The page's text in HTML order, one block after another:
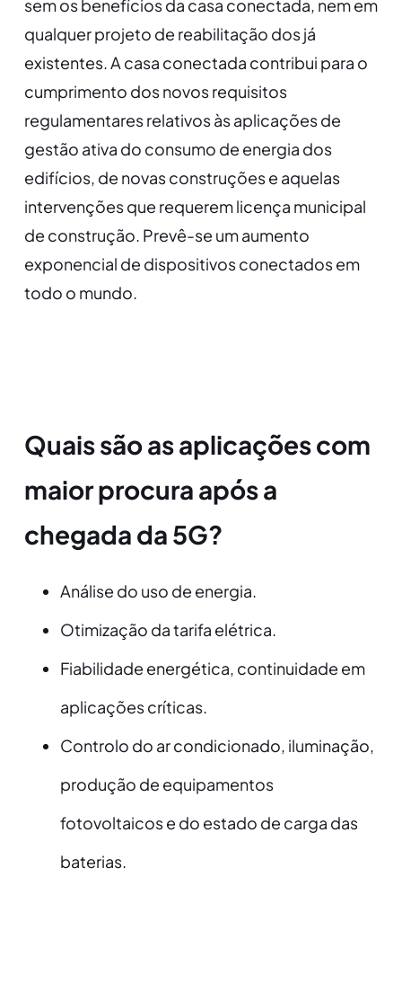
sem os benefícios da casa conectada, nem em
qualquer projeto de reabilitação dos já
existentes. A casa conectada contribui para o
cumprimento dos novos requisitos
regulamentares relativos às aplicações de
gestão ativa do consumo de energia dos
edifícios, de novas construções e aquelas
intervenções que requerem licença municipal
de construção. Prevê-se um aumento
exponencial de dispositivos conectados em
todo o mundo.
Quais são as aplicações com
maior procura após a
chegada da 5G?
Análise do uso de energia.
Otimização da tarifa elétrica.
Fiabilidade energética, continuidade em
aplicações críticas.
Controlo do ar condicionado, iluminação,
produção de equipamentos
fotovoltaicos e do estado de carga das
baterias.